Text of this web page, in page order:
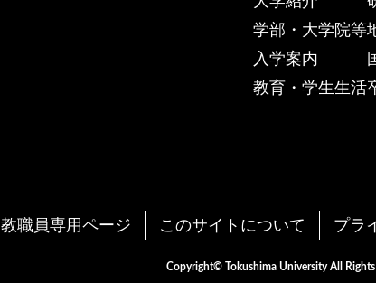
学部・大学院等
入学案内
教育・学生生活
教職員専用ページ このサイトについて プラ
Copyright© Tokushima University All Rights